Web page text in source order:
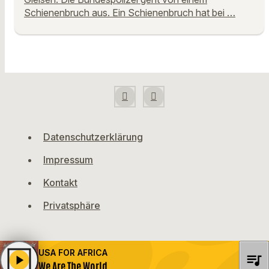
Schienenbruch aus. Ein Schienenbruch hat bei …
Datenschutzerklärung
Impressum
Kontakt
Privatsphäre
USA FOR AFRICA
We Are The World
play_arrow queue_music